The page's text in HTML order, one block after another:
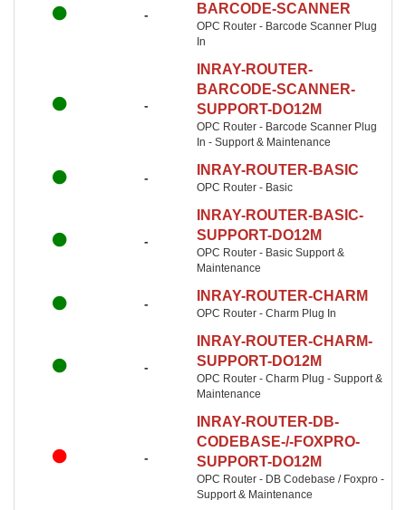
-
BARCODE-SCANNER
OPC Router - Barcode Scanner Plug
In
-
INRAY-ROUTER-
BARCODE-SCANNER-
SUPPORT-DO12M
OPC Router - Barcode Scanner Plug
In - Support & Maintenance
- INRAY-ROUTER-BASIC
OPC Router - Basic
-
INRAY-ROUTER-BASIC-
SUPPORT-DO12M
OPC Router - Basic Support &
Maintenance
- INRAY-ROUTER-CHARM
OPC Router - Charm Plug In
-
INRAY-ROUTER-CHARM-
SUPPORT-DO12M
OPC Router - Charm Plug - Support &
Maintenance
-
INRAY-ROUTER-DB-
CODEBASE-/-FOXPRO-
SUPPORT-DO12M
OPC Router - DB Codebase / Foxpro -
Support & Maintenance